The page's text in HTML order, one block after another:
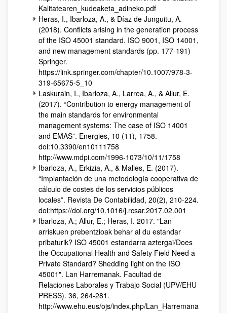
Kalitatearen_kudeaketa_adineko.pdf
Heras, I., Ibarloza, A., & Díaz de Junguitu, A.
(2018). Conflicts arising in the generation process
of the ISO 45001 standard. ISO 9001, ISO 14001,
and new management standards (pp. 177-191)
Springer.
https://link.springer.com/chapter/10.1007/978-3-
319-65675-5_10
Laskurain, I., Ibarloza, A., Larrea, A., & Allur, E.
(2017). “Contribution to energy management of
the main standards for environmental
management systems: The case of ISO 14001
and EMAS”. Energies, 10 (11), 1758.
doi:10.3390/en10111758
http://www.mdpi.com/1996-1073/10/11/1758
Ibarloza, A., Erkizia, A., & Malles, E. (2017).
“Implantación de una metodología cooperativa de
cálculo de costes de los servicios públicos
locales”. Revista De Contabilidad, 20(2), 210-224.
doi:https://doi.org/10.1016/j.rcsar.2017.02.001
Ibarloza, A.; Allur, E.; Heras, I. 2017. "Lan
arriskuen prebentzioak behar al du estandar
pribaturik? ISO 45001 estandarra aztergai/Does
the Occupational Health and Safety Field Need a
Private Standard? Shedding light on the ISO
45001". Lan Harremanak. Facultad de
Relaciones Laborales y Trabajo Social (UPV/EHU
PRESS). 36, 264-281.
http://www.ehu.eus/ojs/index.php/Lan_Harremana